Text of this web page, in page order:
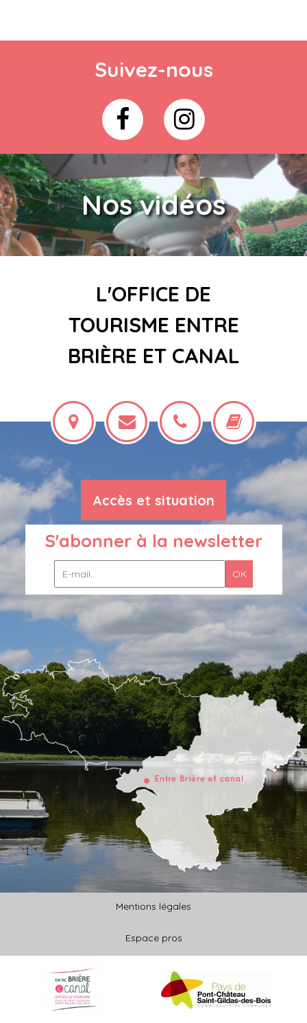
Suivez-nous
Nos vidéos
L'OFFICE DE
TOURISME ENTRE
BRIÈRE ET CANAL
Accès et situation
S'abonner à la newsletter
Mentions légales
Espace pros